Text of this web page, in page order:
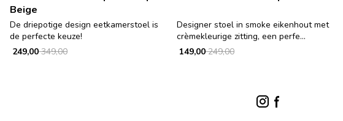
Beige
De driepotige design eetkamerstoel is
de perfecte keuze!
349,00
249,00
Designer stoel in smoke eikenhout met
crèmekleurige zitting, een perfe...
249,00
149,00